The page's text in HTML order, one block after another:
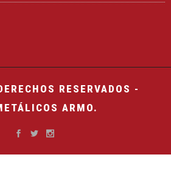
RESERVADOS -
ARMO.